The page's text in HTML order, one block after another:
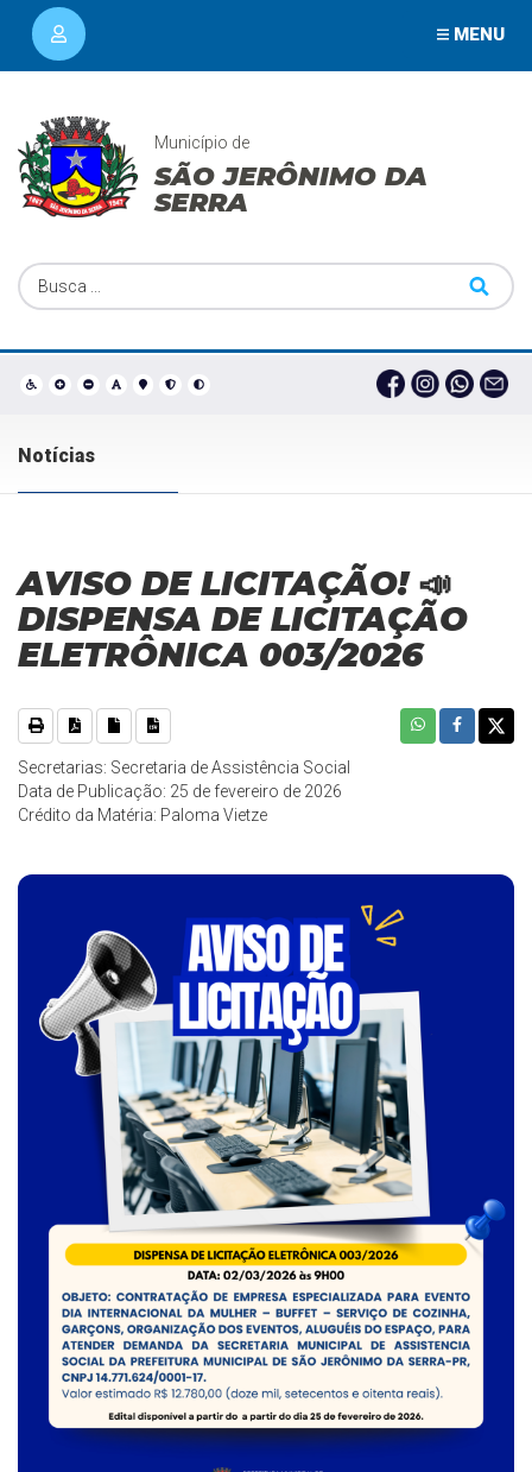
MENU
Município de
SÃO JERÔNIMO DA
SERRA
Notícias
AVISO DE LICITAÇÃO! 📣
DISPENSA DE LICITAÇÃO
ELETRÔNICA 003/2026
Secretarias: Secretaria de Assistência Social
Data de Publicação: 25 de fevereiro de 2026
Crédito da Matéria: Paloma Vietze